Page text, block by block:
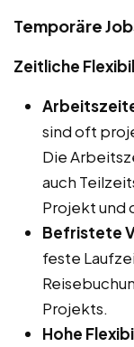
Temporäre
Zeitliche
sind oft
Die
auch
Projekt und
Befristete
feste
Projekts.
Hohe